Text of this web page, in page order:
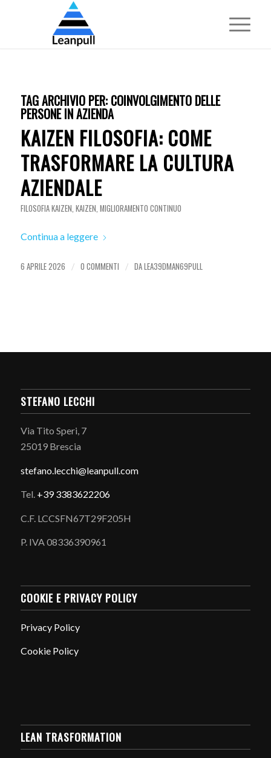
TAG ARCHIVIO PER: COINVOLGIMENTO DELLE
PERSONE IN AZIENDA
KAIZEN FILOSOFIA: COME
TRASFORMARE LA CULTURA
AZIENDALE
FILOSOFIA KAIZEN, KAIZEN, MIGLIORAMENTO CONTINUO
Continua a leggere
6 APRILE 2026 / 0 COMMENTI / DALEA39DMAN69PULL
STEFANO LECCHI
Via Tito Speri, 7
25019 Brescia
stefano. lecchi@leanpull.com
Tel. +39 3383622206
C.F. LCCSFN67T29F205H
P. IVA 08336390961
COOKIE E PRIVACY POLICY
Privacy Policy
Cookie Policy
LEAN TRASFORMATION